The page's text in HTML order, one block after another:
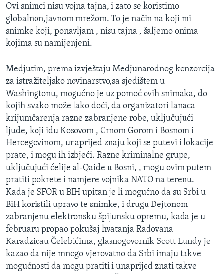
Ovi snimci nisu vojna tajna, i zato se koristimo
globalnon,javnom mrežom. To je način na koji mi
snimke koji, ponavljam , nisu tajna , šaljemo onima
kojima su namijenjeni.
Medjutim, prema izvještaju Medjunarodnog konzorcija
za istražiteljsko novinarstvo,sa sjedištem u
Washingtonu, mogućno je uz pomoć ovih snimaka, do
kojih svako može lako doći, da organizatori lanaca
krijumčarenja razne zabranjene robe, uključujući
ljude, koji idu Kosovom , Crnom Gorom i Bosnom i
Hercegovinom, unaprijed znaju koji se putevi i lokacije
prate, i mogu ih izbjeći. Razne kriminalne grupe,
uključujući ćelije al-Qaide u Bosni, , mogu ovim putem
pratiti pokrete i namjere vojnika NATO na terenu.
Kada je SFOR u BIH upitan je li mogućno da su Srbi u
BiH koristili upravo te snimke, i drugu Dejtonom
zabranjenu elektronsku špijunsku opremu, kada je u
februaru propao pokušaj hvatanja Radovana
Karadzicau Čelebićima, glasnogovornik Scott Lundy je
kazao da nije mnogo vjerovatno da Srbi imaju takve
mogućnosti da mogu pratiti i unaprijed znati takve